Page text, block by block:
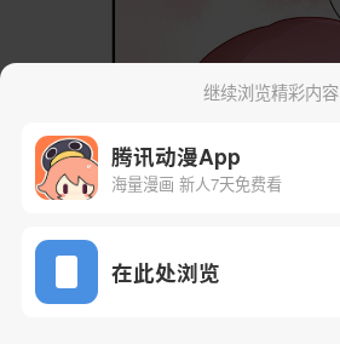
继续浏览精彩内容
腾讯动漫App
海量漫画 新人7天免费看
在此处浏览